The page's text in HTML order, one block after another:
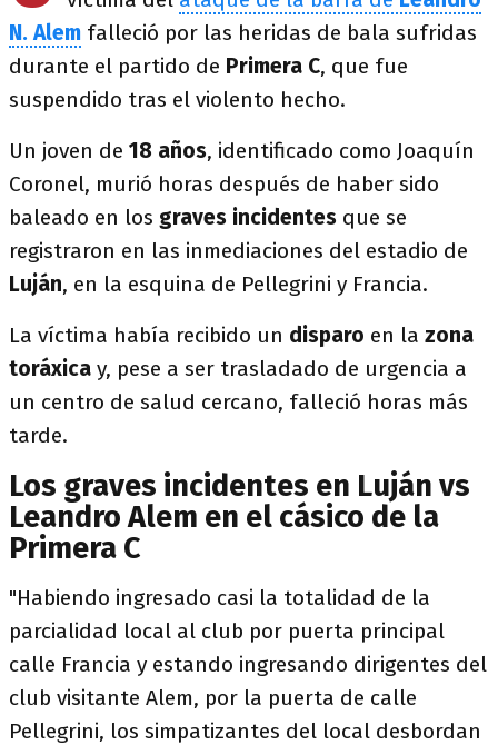
N. Alem falleció por las heridas de bala sufridas
durante el partido de Primera C, que fue
suspendido tras el violento hecho.
Un joven de 18 años, identificado como Joaquín
Coronel, murió horas después de haber sido
baleado en los graves incidentes que se
registraron en las inmediaciones del estadio de
Luján, en la esquina de Pellegrini y Francia.
La víctima había recibido un disparo en la zona
toráxica y, pese a ser trasladado de urgencia a
un centro de salud cercano, falleció horas más
tarde.
Los graves incidentes en Luján vs
Leandro Alem en el cásico de la
Primera C
"Habiendo ingresado casi la totalidad de la
parcialidad local al club por puerta principal
calle Francia y estando ingresando dirigentes del
club visitante Alem, por la puerta de calle
Pellegrini, los simpatizantes del local desbordan